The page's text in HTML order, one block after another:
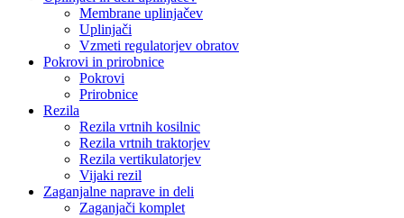
Membrane uplinjačev
Uplinjači
Vzmeti regulatorjev obratov
Pokrovi in prirobnice
Pokrovi
Prirobnice
Rezila
Rezila vrtnih kosilnic
Rezila vrtnih traktorjev
Rezila vertikulatorjev
Vijaki rezil
Zaganjalne naprave in deli
Zaganjači komplet